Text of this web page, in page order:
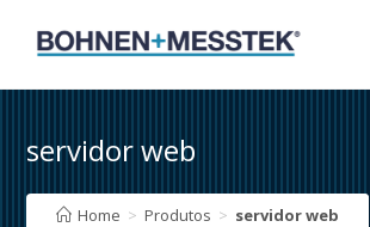
servidor web
Home > Produtos > servidor web